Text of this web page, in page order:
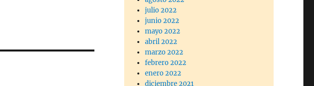
julio 2022
junio 2022
mayo 2022
abril 2022
marzo 2022
febrero 2022
enero 2022
diciembre 2021